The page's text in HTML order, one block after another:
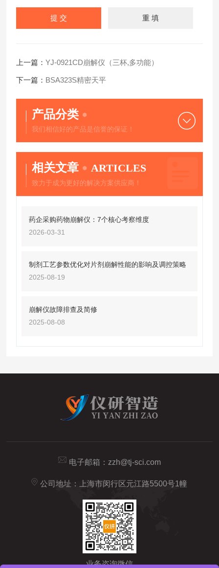
上一篇：YJ-0921CD崩解仪（三杯,多功能）
下一篇： BSA323S精密天平
产品分类
我们相信好的产品是信誉的保证！
相关文章 ARTICLES
致力于成为更好的解决方案供应商！
药企采购药物崩解仪：7个核心考察维度
2026-03-31
制剂工艺参数优化对片剂崩解性能的影响及调控策略
2025-08-19
崩解仪故障排查及简修
2025-08-08
电子邮箱： zzh@tj-sci.com
公司地址：上海市闵行区元江路5500号1幢
业务咨询微信